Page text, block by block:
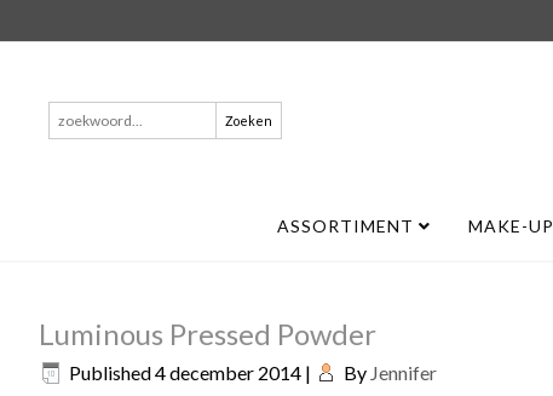
Zoeken
naar:
ASSORTIMENT MAKE-UP
Luminous Pressed Powder
Published4 december 2014 | By Jennifer